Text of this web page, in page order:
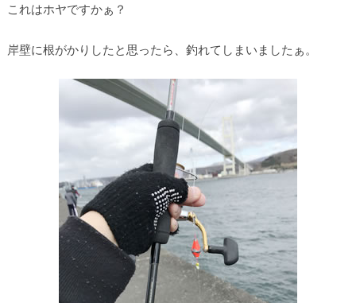
これはホヤですかぁ？
岸壁に根がかりしたと思ったら、釣れてしまいましたぁ。